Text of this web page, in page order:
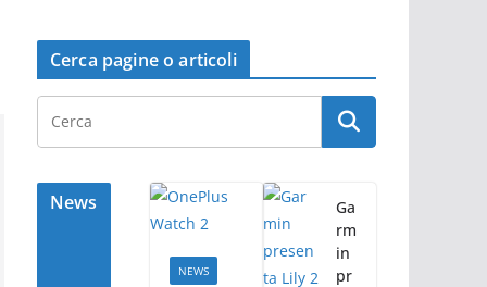
Cerca pagine o articoli
News
NEWS
Ga
rm
in
pr